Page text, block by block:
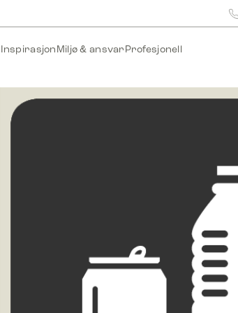
Inspirasjon Miljø & ansvar Profesjonell